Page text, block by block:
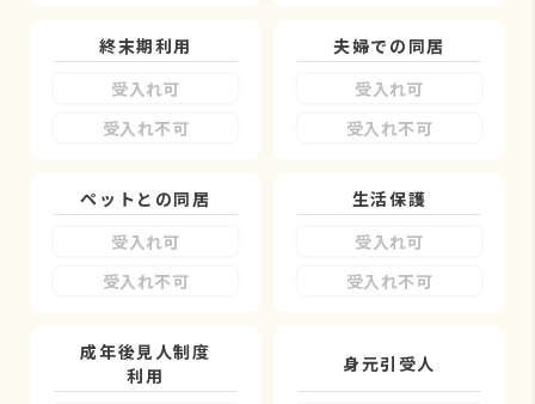
終末期利用
受入れ可
受入れ不可
夫婦での同居
受入れ可
受入れ不可
ペットとの同居
受入れ可
受入れ不可
生活保護
受入れ可
受入れ不可
成年後見人制度
利用
身元引受人